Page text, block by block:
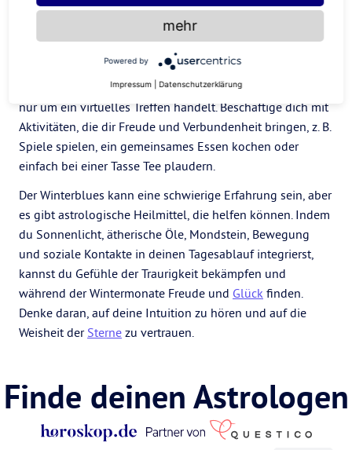
Geselliges Beisammensein mit Freunden und geliebten
Menschen ist ein weiteres wirksames Mittel gegen den
, Verbindung und Geselligkeit. Plane Zeit mit
Freunden und Familie zu verbringen, auch wenn es sich
nur um ein virtuelles Treffen handelt. Beschäftige dich mit
Aktivitäten, die dir Freude und Verbundenheit bringen, z. B.
Spiele spielen, ein gemeinsames Essen kochen oder
einfach bei einer Tasse Tee plaudern.
Der Winterblues kann eine schwierige Erfahrung sein, aber
es gibt astrologische Heilmittel, die helfen können. Indem
du Sonnenlicht, ätherische Öle, Mondstein, Bewegung
und soziale Kontakte in deinen Tagesablauf integrierst,
kannst du Gefühle der Traurigkeit bekämpfen und
während der Wintermonate Freude und Glück finden.
Denke daran, auf deine Intuition zu hören und auf die
Weisheit der Sterne zu vertrauen.
Finde deinen Astrologen
mehr
Powered by
Impressum Datenschutzerklärung